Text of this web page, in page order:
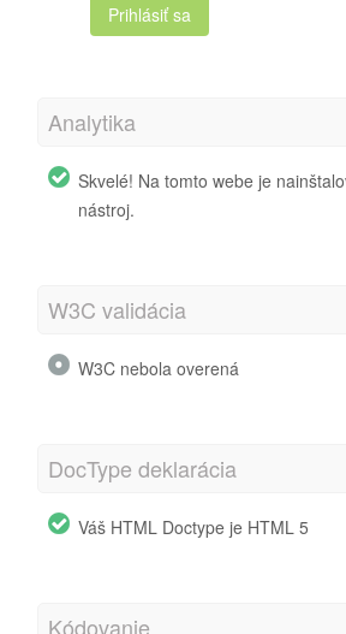
Prihlásiť sa
Analytika
Skvelé! Na tomto webe je
nástroj.
W3C validácia
W3C nebola overená
DocType deklarácia
Váš HTML Doctype je HTML 5
Kódovanie